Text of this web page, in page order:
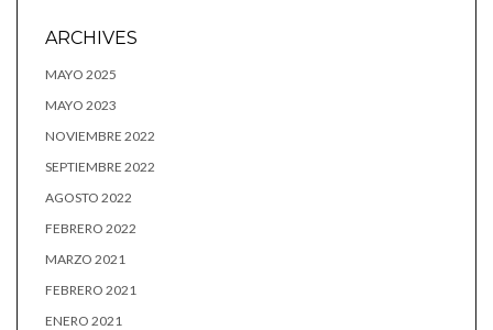
ARCHIVES
MAYO 2025
MAYO 2023
NOVIEMBRE 2022
SEPTIEMBRE 2022
AGOSTO 2022
FEBRERO 2022
MARZO 2021
FEBRERO 2021
ENERO 2021